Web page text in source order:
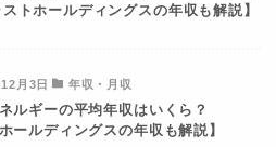
トホールディングスの年収も解説】
月3日 年収・月収
ルギーの平均年収はいくら？
ールディングスの年収も解説】